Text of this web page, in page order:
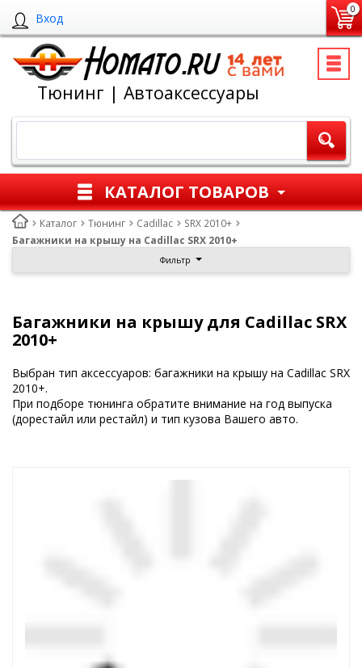
Вход
0
Тюнинг | Автоаксессуары
КАТАЛОГ ТОВАРОВ
Каталог Тюнинг Cadillac
SRX 2010+
Багажники на крышу на Cadillac SRX 2010+
Фильтр
Багажники на крышу для Cadillac SRX
2010+
Выбран тип аксессуаров: багажники на крышу на Cadillac SRX
2010+.
При подборе тюнинга обратите внимание на год выпуска
(дорестайл или рестайл) и тип кузова Вашего авто.